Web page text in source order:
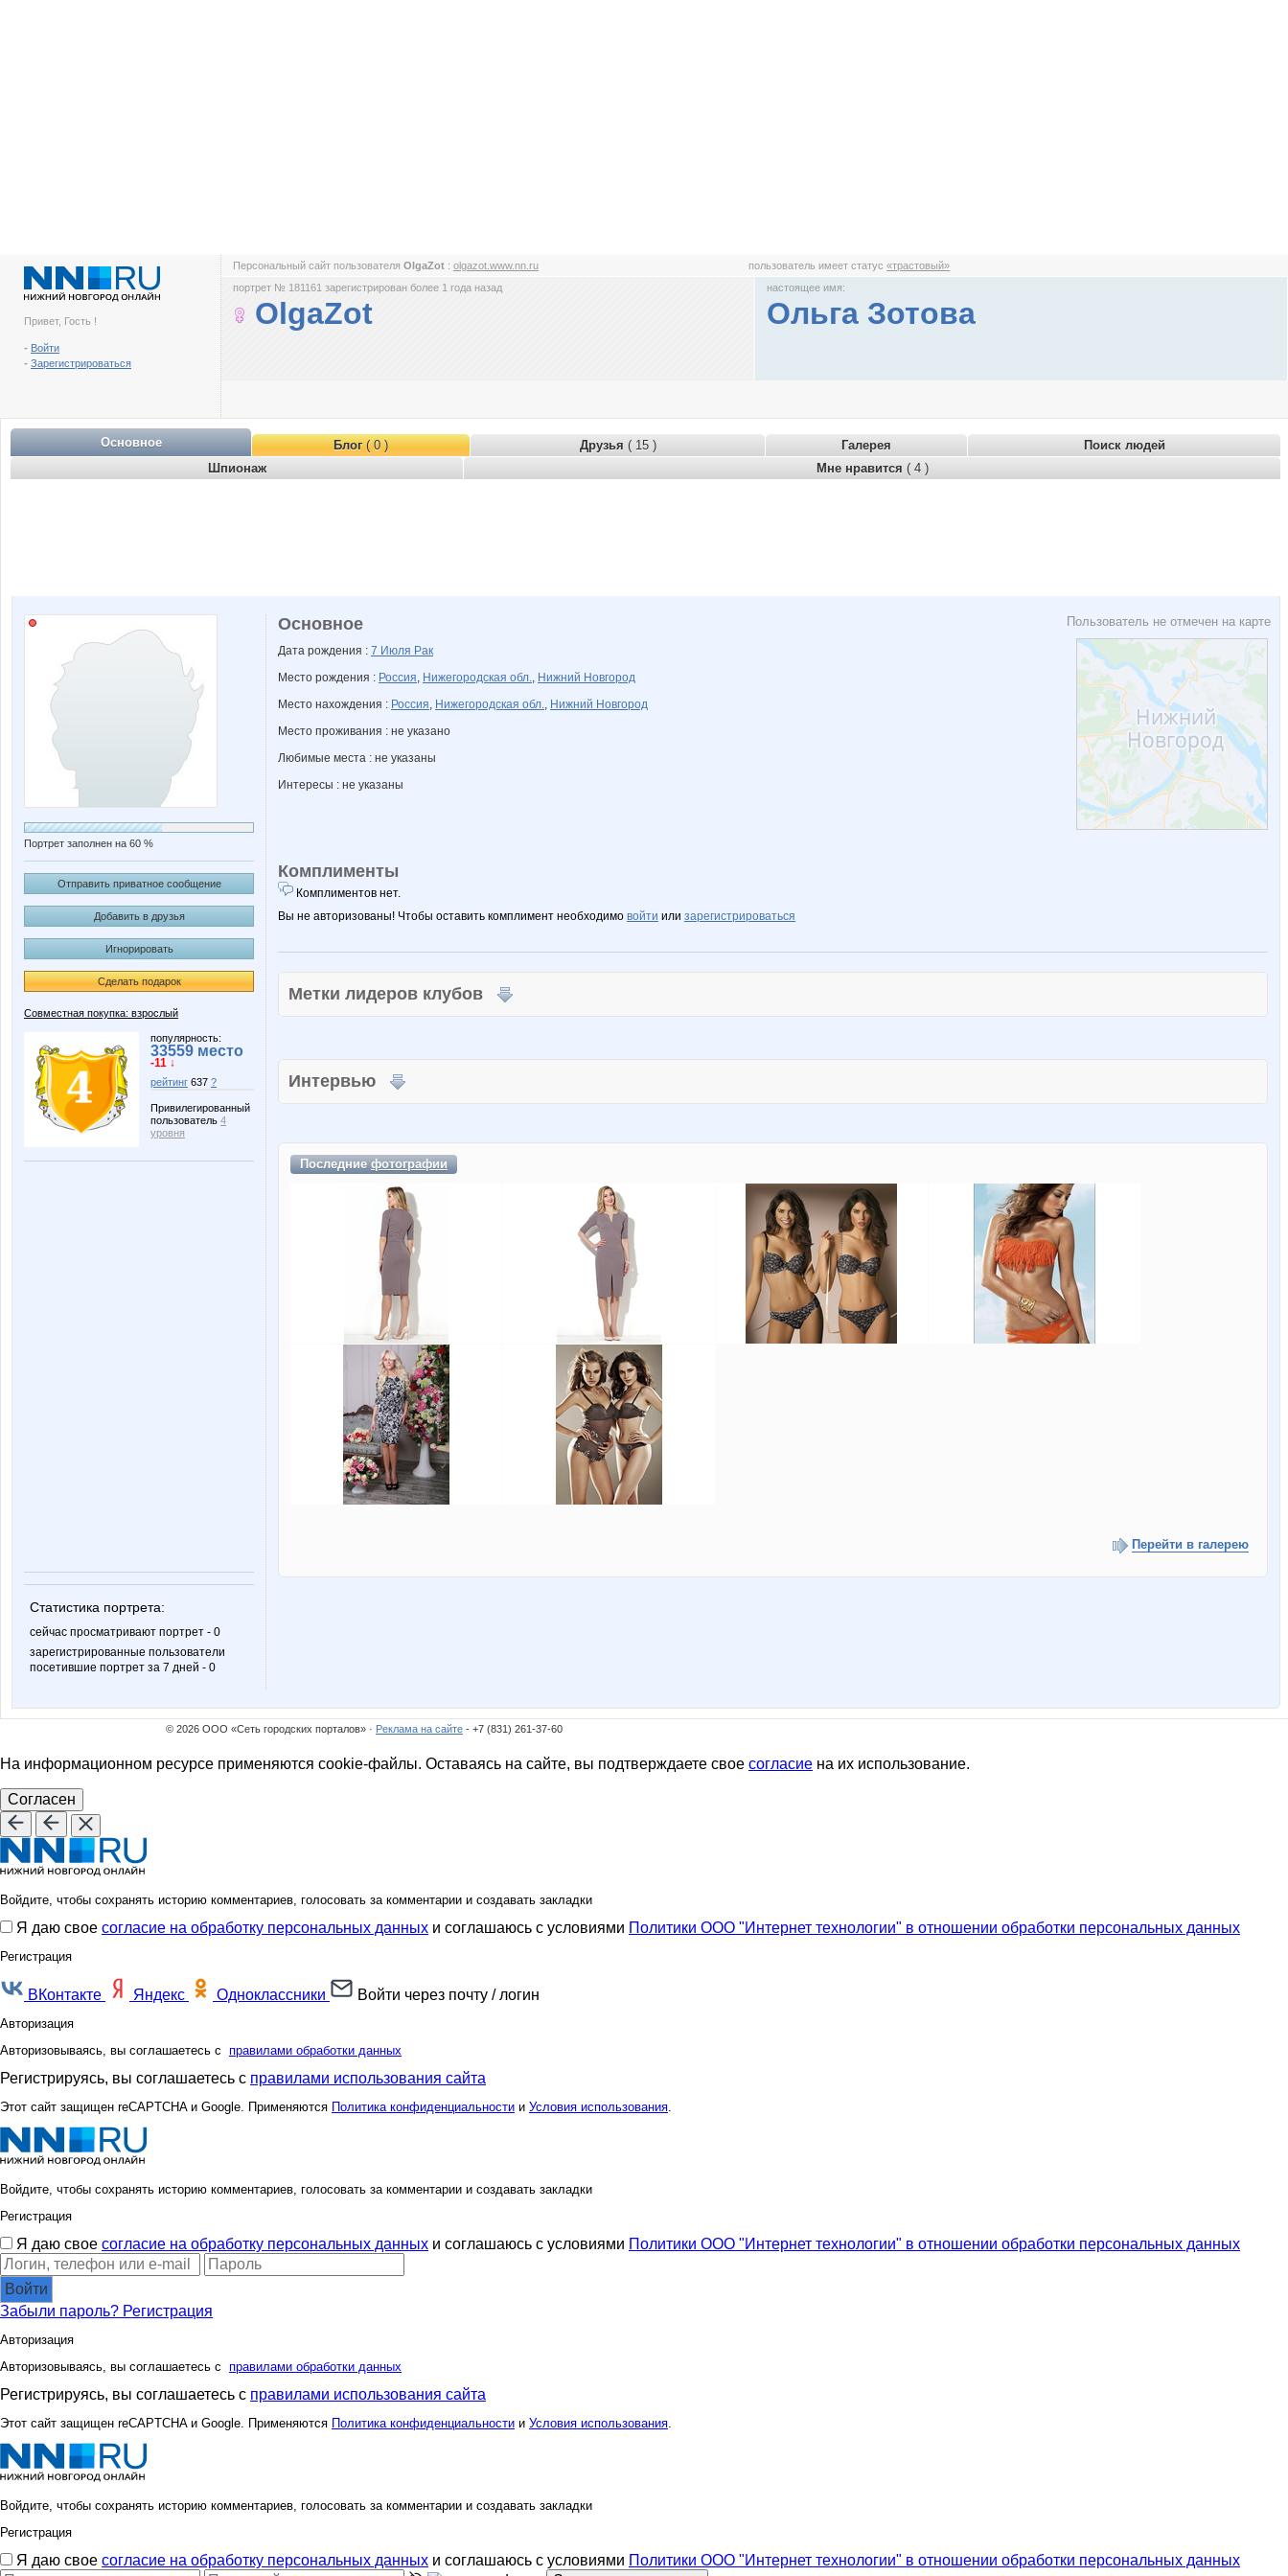
Привет, Гость !
- Войти
- Зарегистрироваться
Персональный сайт пользователя OlgaZot : olgazot.www.nn.ru пользователь имеет статус«трастовый»
портрет № 181161 зарегистрирован более 1 года назад
OlgaZot
настоящее имя:
Ольга Зотова
Основное Блог( 0 ) Друзья ( 15 ) Галерея
Поиск людей
Шпионаж
Мне нравится ( 4 )
Портрет заполнен на 60 %
Отправить приватное сообщение
Добавить в друзья
Игнорировать
Сделать подарок
Совместная покупка: взрослый
популярность:
33559 место
-11 ↓
рейтинг 637 ?
Привилегированный
пользователь 4
уровня
Статистика портрета:
сейчас просматривают портрет - 0
зарегистрированные пользователи
посетившие портрет за 7 дней - 0
Пользователь не отмечен на карте
Основное
Дата рождения : 7 Июля Рак
Место рождения : Россия, Нижегородская обл., Нижний Новгород
Место нахождения : Россия, Нижегородская обл., Нижний Новгород
Место проживания : не указано
Любимые места : не указаны
Интересы : не указаны
Комплименты
Комплиментов нет.
Вы не авторизованы! Чтобы оставить комплимент необходимо войти или зарегистрироваться
Метки лидеров клубов
Интервью
Последниефотографии
Перейти в галерею
© 2026 ООО «Сеть городских порталов» · Реклама на сайте - +7 (831) 261-37-60
На информационном ресурсе применяются cookie-файлы. Оставаясь на сайте, вы подтверждаете свое согласие на их использование.
Согласен
Войдите, чтобы сохранять историю комментариев, голосовать за комментарии и создавать закладки
Я даю свое согласие на обработку персональных данных и соглашаюсь с условиями Политики ООО "Интернет технологии" в отношении обработки персональных данных
Регистрация
ВКонтакте Яндекс Одноклассники Войти через почту / логин
Авторизация
Авторизовываясь, вы соглашаетесь с правилами обработки данных
Регистрируясь, вы соглашаетесь с правилами использования сайта
Этот сайт защищен reCAPTCHA и Google. Применяются Политика конфиденциальности и Условия использования.
Войдите, чтобы сохранять историю комментариев, голосовать за комментарии и создавать закладки
Регистрация
Я даю свое согласие на обработку персональных данных и соглашаюсь с условиями Политики ООО "Интернет технологии" в отношении обработки персональных данных
Войти
Забыли пароль? Регистрация
Авторизация
Авторизовываясь, вы соглашаетесь с правилами обработки данных
Регистрируясь, вы соглашаетесь с правилами использования сайта
Этот сайт защищен reCAPTCHA и Google. Применяются Политика конфиденциальности и Условия использования.
Войдите, чтобы сохранять историю комментариев, голосовать за комментарии и создавать закладки
Регистрация
Я даю свое согласие на обработку персональных данных и соглашаюсь с условиями Политики ООО "Интернет технологии" в отношении обработки персональных данных